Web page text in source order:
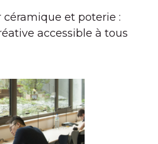
céramique et poterie :
accessible à tous